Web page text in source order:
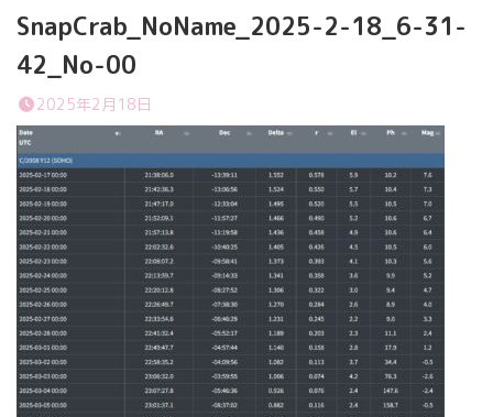
ヨーロッパ中
期予報センター 気象庁 8月31日
近海で猛烈な勢力へ 台風13号は、今
後、海面水温が29度以上の海域を西進
する見込みで、猛烈な勢力になる見込
か、
はか
いる
まし
SnapCrab_NoName_2025-2-18_6-31-
42_No-00
2025年2月18日